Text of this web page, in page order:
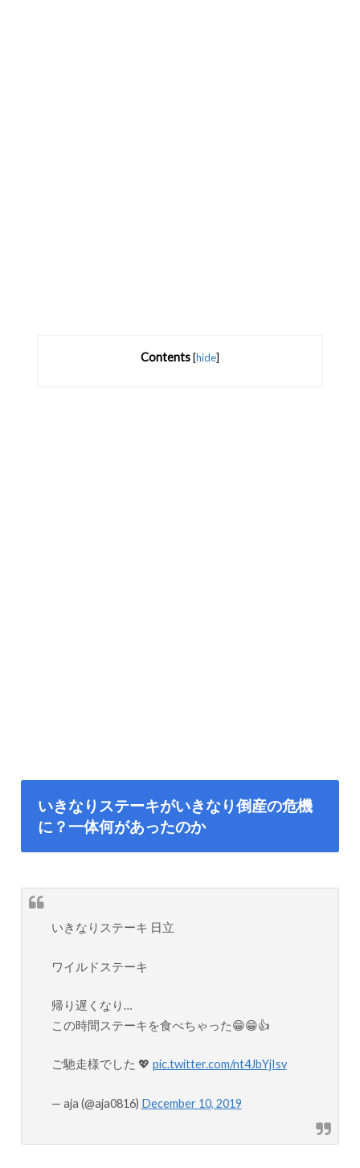
Contents [hide]
いきなりステーキがいきなり倒産の危機
に？一体何があったのか
いきなりステーキ 日立
ワイルドステーキ
帰り遅くなり…
この時間ステーキを食べちゃった😁😁👍
ご馳走様でした 💖 pic.twitter.com/nt4JbYjIsv
— aja (@aja0816) December 10, 2019